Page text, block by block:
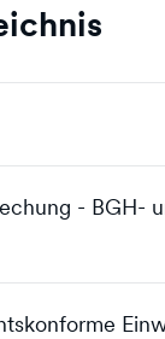
- BGH-